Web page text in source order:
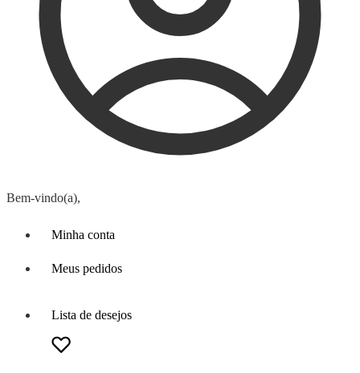
Bem-vindo(a),
Minha conta
Meus pedidos
Lista de desejos